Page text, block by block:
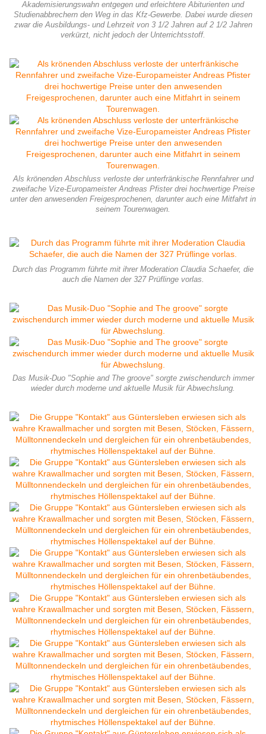
Akademisierungswahn entgegen und erleichtere Abiturienten und
Studienabbrechern den Weg in das Kfz-Gewerbe. Dabei wurde diesen
zwar die Ausbildungs- und Lehrzeit von 3 1/2 Jahren auf 2 1/2 Jahren
verkürzt, nicht jedoch der Unterrichtsstoff.
Als krönenden Abschluss verloste der unterfränkische Rennfahrer und
zweifache Vize-Europameister Andreas Pfister drei hochwertige Preise
unter den anwesenden Freigesprochenen, darunter auch eine Mitfahrt in
seinem Tourenwagen.
Durch das Programm führte mit ihrer Moderation Claudia Schaefer, die
auch die Namen der 327 Prüflinge vorlas.
Das Musik-Duo "Sophie and The groove" sorgte zwischendurch immer
wieder durch moderne und aktuelle Musik für Abwechslung.